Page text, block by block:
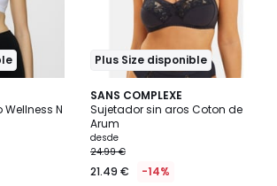
N
Plus Size disponible
SANS COMPLEXE
Sujetador sin aros Coton de
Arum
desde
24.99 €
21.49 € -14%
3,9
/ 5
2
Colores